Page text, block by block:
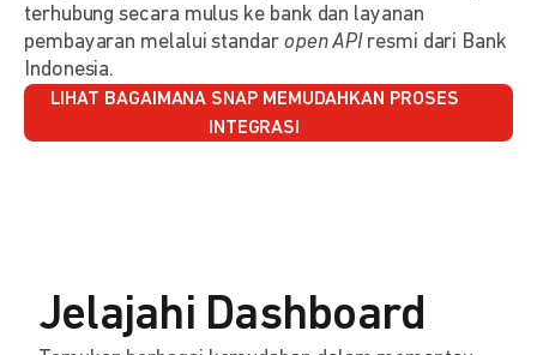
terhubung secara mulus ke bank dan layanan
pembayaran melalui standar open APIresmi dari Bank
Indonesia.
LIHAT BAGAIMANA SNAP MEMUDAHKAN PROSES
INTEGRASI
Jelajahi Dashboard